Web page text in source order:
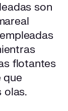
son
flotantes
que
olas.